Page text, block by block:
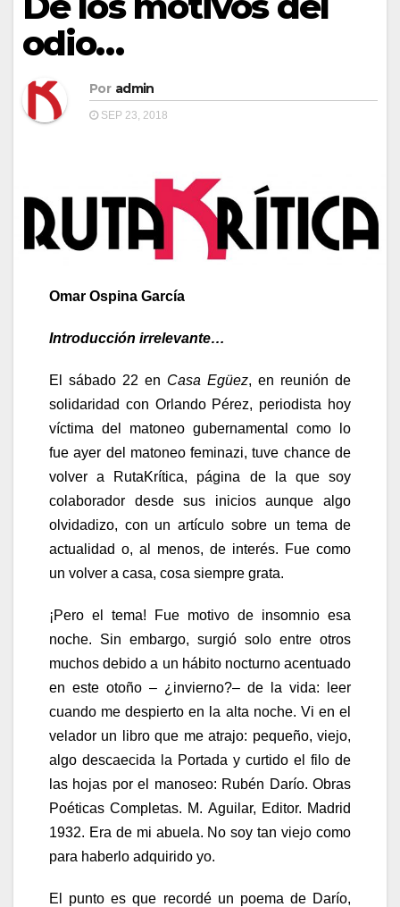
odio…
Por admin
SEP 23, 2018
Omar Ospina García
Introducción irrelevante…
El sábado 22 en Casa Egüez, en reunión de
solidaridad con Orlando Pérez, periodista hoy
víctima del matoneo gubernamental como lo
fue ayer del matoneo feminazi, tuve chance de
volver a RutaKrítica, página de la que soy
colaborador desde sus inicios aunque algo
olvidadizo, con un artículo sobre un tema de
actualidad o, al menos, de interés. Fue como
un volver a casa, cosa siempre grata.
¡Pero el tema! Fue motivo de insomnio esa
noche. Sin embargo, surgió solo entre otros
muchos debido a un hábito nocturno acentuado
en este otoño – ¿invierno?– de la vida: leer
cuando me despierto en la alta noche. Vi en el
velador un libro que me atrajo: pequeño, viejo,
algo descaecida la Portada y curtido el filo de
las hojas por el manoseo: Rubén Darío. Obras
Poéticas Completas. M. Aguilar, Editor. Madrid
1932. Era de mi abuela. No soy tan viejo como
para haberlo adquirido yo.
El punto es que recordé un poema de Darío,